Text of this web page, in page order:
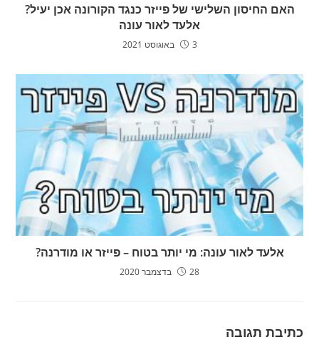
האם החיסון השלישי של פייזר כנגד הקורונה אכן יעיל?
אלעד לאור עונה
3 באוגוסט 2021
אלעד לאור עונה: מי יותר בטוח – פייזר או מודרנה?
28 בדצמבר 2020
כתיבת תגובה